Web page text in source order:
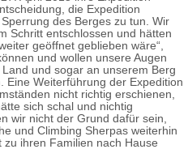
die Expedition
des Berges zu tun. Wir
Schritt entschlossen und hätten
geöffnet geblieben wäre“,
und wollen unsere Augen
und sogar an unserem Berg
Eine Weiterführung der Expedition
nicht richtig erschienen,
sich schal und nichtig
wir nicht der Grund dafür sein,
und Climbing Sherpas weiterhin
ihren Familien nach Hause